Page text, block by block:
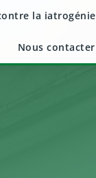
la iatrogénie
Nous contacter